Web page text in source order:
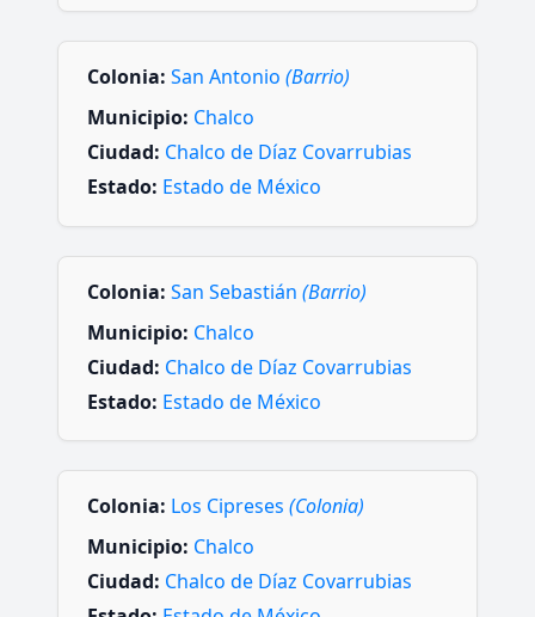
Colonia: San Antonio (Barrio)
Municipio: Chalco
Ciudad: Chalco de Díaz Covarrubias
Estado: Estado de México
Colonia: San Sebastián (Barrio)
Municipio: Chalco
Ciudad: Chalco de Díaz Covarrubias
Estado: Estado de México
Colonia: Los Cipreses (Colonia)
Municipio: Chalco
Ciudad: Chalco de Díaz Covarrubias